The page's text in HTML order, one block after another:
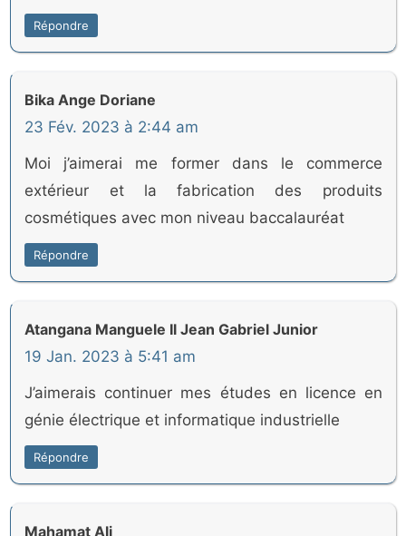
Répondre
Bika Ange Doriane
23 Fév. 2023 à 2:44 am
Moi j’aimerai me former dans le commerce
extérieur et la fabrication des produits
cosmétiques avec mon niveau baccalauréat
Répondre
Atangana Manguele Il Jean Gabriel Junior
19 Jan. 2023 à 5:41 am
J’aimerais continuer mes études en licence en
génie électrique et informatique industrielle
Répondre
Mahamat Ali